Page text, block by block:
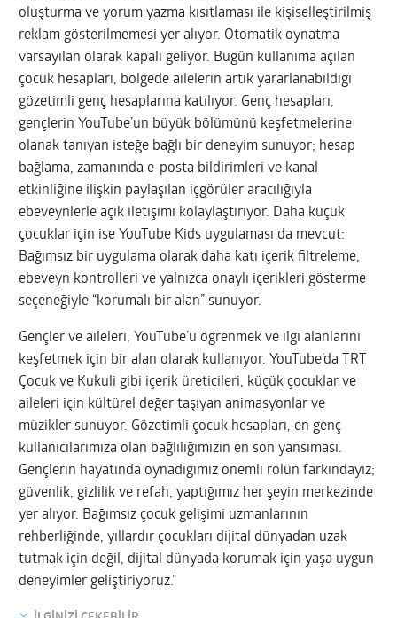
oluşturma ve yorum yazma kısıtlaması ile kişiselleştirilmiş
reklam gösterilmemesi yer alıyor. Otomatik oynatma
varsayılan olarak kapalı geliyor. Bugün kullanıma açılan
çocuk hesapları, bölgede ailelerin artık yararlanabildiği
gözetimli genç hesaplarına katılıyor. Genç hesapları,
gençlerin YouTube’un büyük bölümünü keşfetmelerine
olanak tanıyan isteğe bağlı bir deneyim sunuyor; hesap
bağlama, zamanında e-posta bildirimleri ve kanal
etkinliğine ilişkin paylaşılan içgörüler aracılığıyla
ebeveynlerle açık iletişimi kolaylaştırıyor. Daha küçük
çocuklar için ise YouTube Kids uygulaması da mevcut:
Bağımsız bir uygulama olarak daha katı içerik filtreleme,
ebeveyn kontrolleri ve yalnızca onaylı içerikleri gösterme
seçeneğiyle “korumalı bir alan” sunuyor.
Gençler ve aileleri, YouTube’u öğrenmek ve ilgi alanlarını
keşfetmek için bir alan olarak kullanıyor. YouTube’da TRT
Çocuk ve Kukuli gibi içerik üreticileri, küçük çocuklar ve
aileleri için kültürel değer taşıyan animasyonlar ve
müzikler sunuyor. Gözetimli çocuk hesapları, en genç
kullanıcılarımıza olan bağlılığımızın en son yansıması.
Gençlerin hayatında oynadığımız önemli rolün farkındayız;
güvenlik, gizlilik ve refah, yaptığımız her şeyin merkezinde
yer alıyor. Bağımsız çocuk gelişimi uzmanlarının
rehberliğinde, yıllardır çocukları dijital dünyadan uzak
tutmak için değil, dijital dünyada korumak için yaşa uygun
deneyimler geliştiriyoruz.”